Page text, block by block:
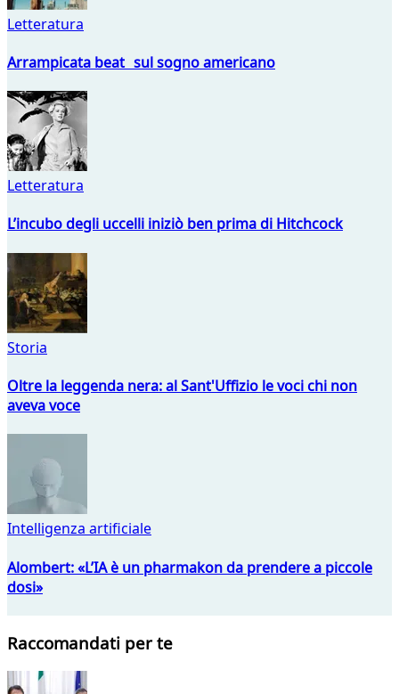
Letteratura
Arrampicata beat sul sogno americano
Letteratura
L’incubo degli uccelli iniziò ben prima di Hitchcock
Storia
Oltre la leggenda nera: al Sant'Uffizio le voci chi non
aveva voce
Intelligenza artificiale
Alombert: «L’IA è un pharmakon da prendere a piccole
dosi»
Raccomandati per te